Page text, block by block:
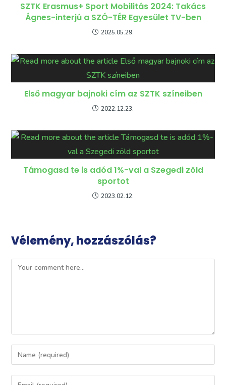
SZTK Erasmus+ Sport Mobilitás 2024: Takács
Ágnes-interjú a SZÓ-TÉR Egyesület TV-ben
2025.05.29.
Első magyar bajnoki cím az SZTK színeiben
2022.12.23.
Támogasd te is adód 1%-val a Szegedi zöld
sportot
2023.02.12.
Vélemény, hozzászólás?
Comment
Enter
your
name
Enter